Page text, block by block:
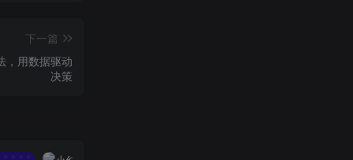
下一篇
，用数据驱动
决策